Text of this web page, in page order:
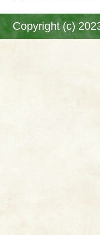
Copyright (c)